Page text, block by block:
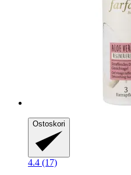
Ostoskori
4.4 (17)